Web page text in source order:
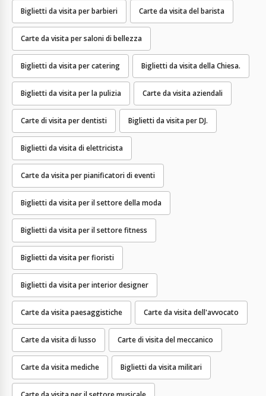
Biglietti da visita per barbieri Carte da visita del barista
Carte da visita per saloni di bellezza
Biglietti da visita per catering Biglietti da visita della Chiesa.
Biglietti da visita per la pulizia Carte da visita aziendali
Carte di visita per dentisti Biglietti da visita per DJ.
Biglietti da visita di elettricista
Carte da visita per pianificatori di eventi
Biglietti da visita per il settore della moda
Biglietti da visita per il settore fitness
Biglietti da visita per fioristi
Biglietti da visita per interior designer
Carte da visita paesaggistiche Carte da visita dell'avvocato
Carte da visita di lusso Carte di visita del meccanico
Carte da visita mediche Biglietti da visita militari